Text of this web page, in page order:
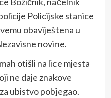
Policijske stanice
obaviještena u
novine.
otišli na lice mjesta
ne daje znakove
ubistvo pobjegao.